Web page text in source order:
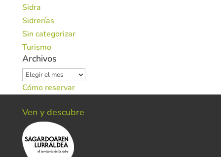
Sidra
Sidrerías
Sin categorizar
Turismo
Archivos
Archivos
Cómo reservar
Ven y descubre